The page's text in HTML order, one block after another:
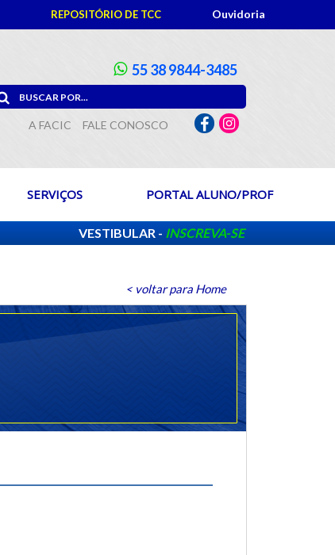
REPOSITÓRIO DE TCC Ouvidoria
55 38 9844-3485
A FACIC FALE CONOSCO
SERVIÇOS PORTAL ALUNO/PROF
VESTIBULAR - INSCREVA-SE
< voltar para Home